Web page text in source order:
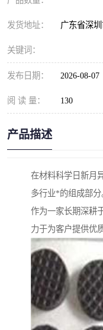
发货地址： 广东省深
关键词：
发布日期： 2026-08-07
阅 读 量： 130
产品描述
在材料科学日新月
多行业*的组成部分
作为一家长期深耕
力于为客户提供优